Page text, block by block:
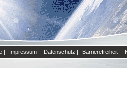
| Impressum | Datenschutz | Barrierefreiheit |